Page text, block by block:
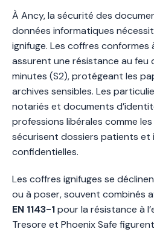
À Ancy, la sécurité des
données informatiques
ignifuge. Les coffres conformes
assurent une résistance au feu
minutes (S2), protégeant les
archives sensibles. Les
notariés et documents
professions libérales comme
sécurisent dossiers patients et
confidentielles.
Les coffres ignifuges se
ou à poser, souvent combinés
EN 1143-1pour la résistance à
Tresore et Phoenix Safe